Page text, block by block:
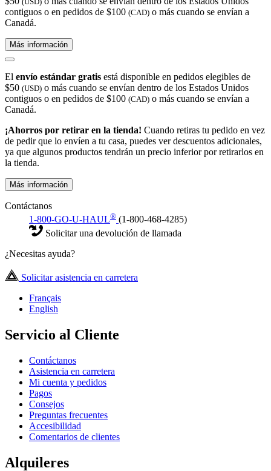
contiguos o en pedidos de $100 (CAD) o más cuando se envían a
Canadá.
Más información
El envío estándar gratis está disponible en pedidos elegibles de
$50 (USD) o más cuando se envían dentro de los Estados Unidos
contiguos o en pedidos de $100 (CAD) o más cuando se envían a
Canadá.
¡Ahorros por retirar en la tienda! Cuando retiras tu pedido en vez
de pedir que lo envíen a tu casa, puedes ver descuentos adicionales,
ya que algunos productos tendrán un precio inferior por retirarlos en
la tienda.
Más información
Contáctanos
1-800-GO-U-HAUL® (1-800-468-4285)
Solicitar una devolución de llamada
¿Necesitas ayuda?
Solicitar asistencia en carretera
Français
English
Servicio al Cliente
Contáctanos
Asistencia en carretera
Mi cuenta y pedidos
Pagos
Consejos
Preguntas frecuentes
Accesibilidad
Comentarios de clientes
Alquileres